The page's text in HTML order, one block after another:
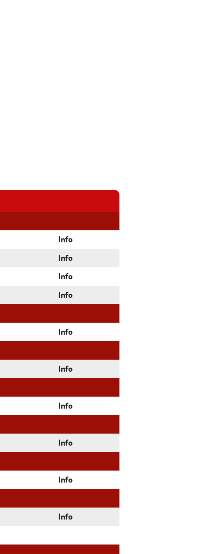
Info
Info
Info
Info
Info
Info
Info
Info
Info
Info